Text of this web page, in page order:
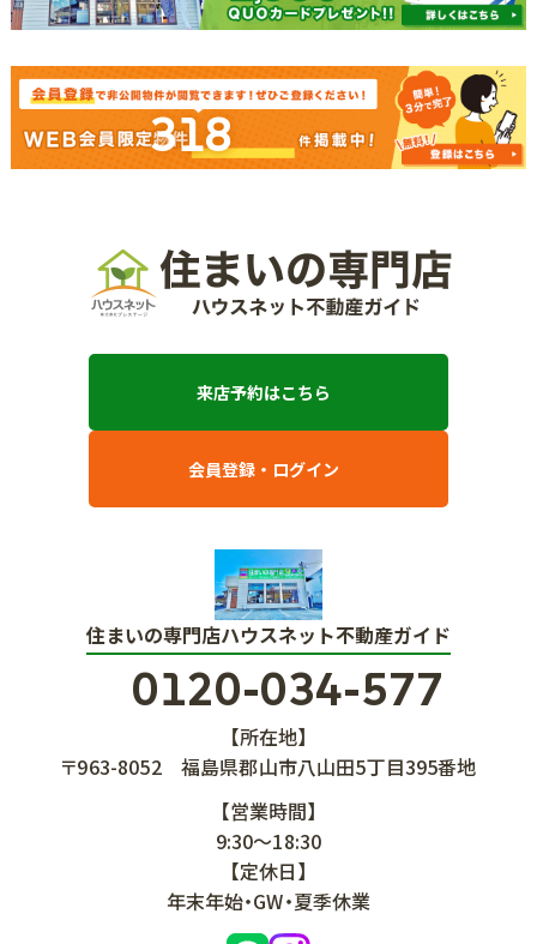
318
来店予約はこちら
会員登録・ログイン
住まいの専門店ハウスネット不動産ガイド
0120-034-577
【所在地】
〒963-8052
福島県郡山市八山田5丁目395番地
【営業時間】
9:30～18:30
【定休日】
年末年始・GW・夏季休業